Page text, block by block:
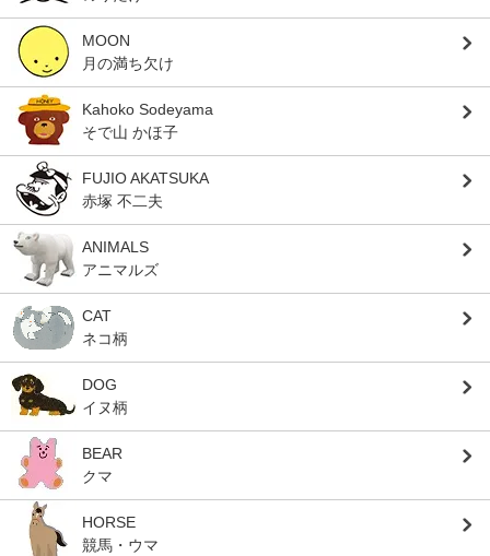
MOON
月の満ち欠け
Kahoko Sodeyama
そで山 かほ子
FUJIO AKATSUKA
赤塚 不二夫
ANIMALS
アニマルズ
CAT
ネコ柄
DOG
イヌ柄
BEAR
クマ
HORSE
競馬・ウマ